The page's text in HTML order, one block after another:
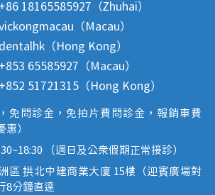
+86 18165585927（Zhuhai）
（Macau）
dentalhk（Hong Kong）
+853 65585927（Macau）
+852 51721315（Hong Kong）
免問診金，免拍片費問診金，報銷車費
惠）
（週日及公眾假期正常接診）
區 拱北中建商業大廈 15樓（迎賓廣場對
8分鐘直達